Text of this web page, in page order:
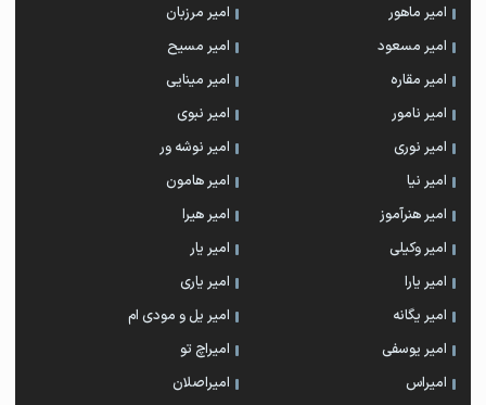
امیر ماهور
امیر مرزبان
امیر مسعود
امیر مسیح
امیر مقاره
امیر مینایی
امیر نامور
امیر نبوی
امیر نوری
امیر نوشه ور
امیر نیا
امیر هامون
امیر هنرآموز
امیر هیرا
امیر وکیلی
امیر یار
امیر یارا
امیر یاری
امیر یگانه
امیر یل و مودی ام
امیر یوسفی
امیراچ تو
امیراس
امیراصلان